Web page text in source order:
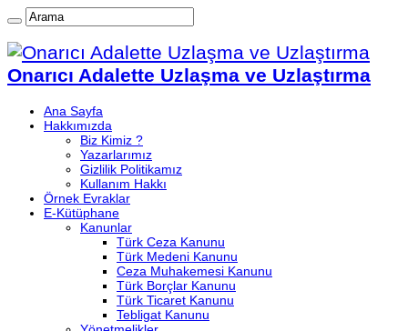
Onarıcı Adalette Uzlaşma ve Uzlaştırma
Ana Sayfa
Hakkımızda
Biz Kimiz ?
Yazarlarımız
Gizlilik Politikamız
Kullanım Hakkı
Örnek Evraklar
E-Kütüphane
Kanunlar
Türk Ceza Kanunu
Türk Medeni Kanunu
Ceza Muhakemesi Kanunu
Türk Borçlar Kanunu
Türk Ticaret Kanunu
Tebligat Kanunu